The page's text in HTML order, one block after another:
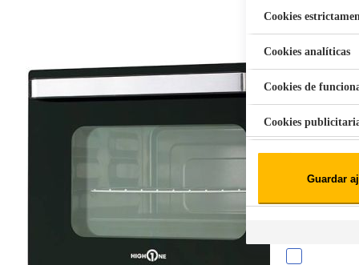
Aspiradora Quitamanchas 450W
Cookies
Cookies analíticas
Cookies de
Cookies
Guardar